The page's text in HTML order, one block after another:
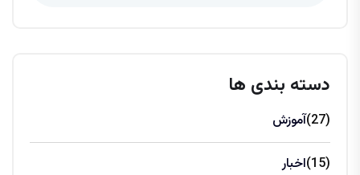
دسته بندی ها
آموزش (27)
اخبار (15)